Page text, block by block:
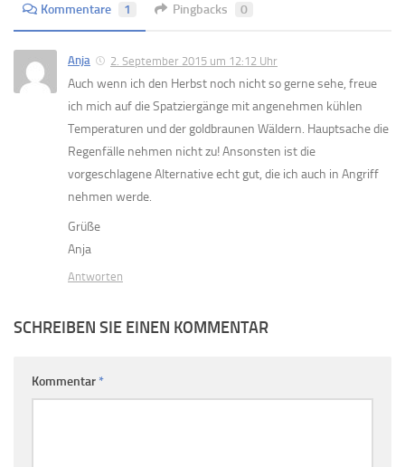
Kommentare 1 Pingbacks 0
Anja 2. September 2015 um 12:12 Uhr
Auch wenn ich den Herbst noch nicht so gerne sehe, freue
ich mich auf die Spatziergänge mit angenehmen kühlen
Temperaturen und der goldbraunen Wäldern. Hauptsache die
Regenfälle nehmen nicht zu! Ansonsten ist die
vorgeschlagene Alternative echt gut, die ich auch in Angriff
nehmen werde.
Grüße
Anja
Antworten
SCHREIBEN SIE EINEN KOMMENTAR
Kommentar *